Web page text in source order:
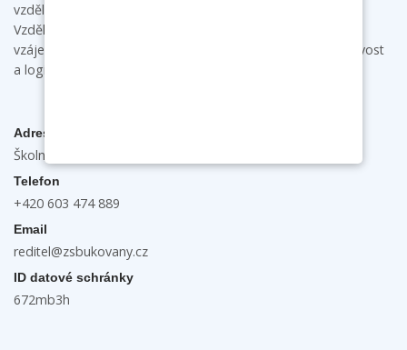
vzdělání s individuálním přístupem ke každému dítěti.
Vzdělávacími aktivitami podporujeme u dětí samostatnost,
vzájemnou spolupráci a komunikaci a rozvíjíme jejich tvořivost
a logické myšlení.
Adresa
Školní 132, 696 31 Bukovany
Telefon
+420 603 474 889
Email
reditel@zsbukovany.cz
ID datové schránky
672mb3h